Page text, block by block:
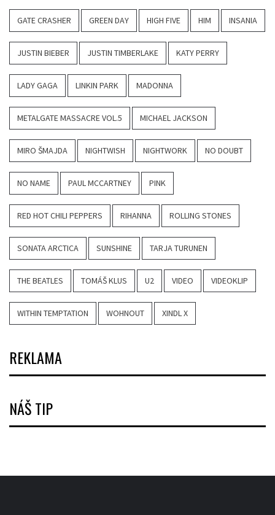
GATE CRASHER GREEN DAY HIGH FIVE HIM INSANIA
JUSTIN BIEBER JUSTIN TIMBERLAKE KATY PERRY
LADY GAGA LINKIN PARK MADONNA
METALGATE MASSACRE VOL.5 MICHAEL JACKSON
MIRO ŠMAJDA NIGHTWISH NIGHTWORK NO DOUBT
NO NAME PAUL MCCARTNEY PINK
RED HOT CHILI PEPPERS RIHANNA ROLLING STONES
SONATA ARCTICA SUNSHINE TARJA TURUNEN
THE BEATLES TOMÁŠ KLUS U2 VIDEO VIDEOKLIP
WITHIN TEMPTATION WOHNOUT XINDL X
REKLAMA
NÁŠ TIP